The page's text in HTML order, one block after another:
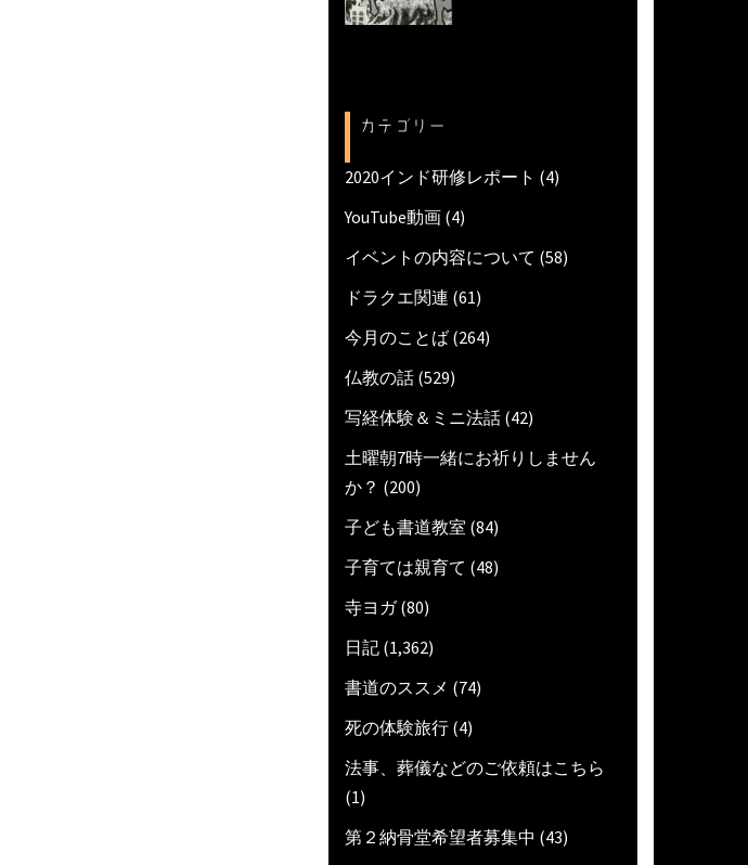
カテゴリー
2020インド研修レポート (4)
YouTube動画 (4)
イベントの内容について (58)
ドラクエ関連 (61)
今月のことば (264)
仏教の話 (529)
写経体験＆ミニ法話 (42)
土曜朝7時一緒にお祈りしません
か？ (200)
子ども書道教室 (84)
子育ては親育て (48)
寺ヨガ(80)
日記 (1,362)
書道のススメ (74)
死の体験旅行 (4)
法事、葬儀などのご依頼はこちら
(1)
第２納骨堂希望者募集中 (43)